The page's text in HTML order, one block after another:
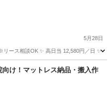
5月28日
※リース相談OK ✨ 高日当 12,580円／
向け！マットレス納品・搬入作